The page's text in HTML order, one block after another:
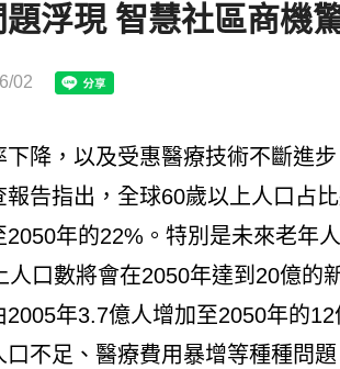
浮現 智慧社區商機
02
降，以及受惠醫療技術不斷進
告指出，全球60歲以上人口占
年的22%。特別是未來老年
人口數將會在2050年達到20億的
2005年3.7億人增加至2050年的
不足、醫療費用暴增等種種問